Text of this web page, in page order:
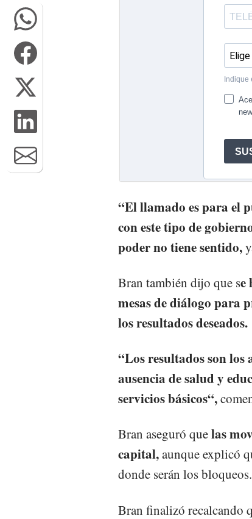
“El llamado es para el
con este tipo de
poder no tiene sentido,
Bran también dijo que se
mesas de diálogo para
los resultados deseados.
“Los resultados son los
ausencia de salud y
servicios básicos“,
Bran aseguró quelas
capital,aunque explicó
donde serán los bloqueos.
Bran finalizó recalcando